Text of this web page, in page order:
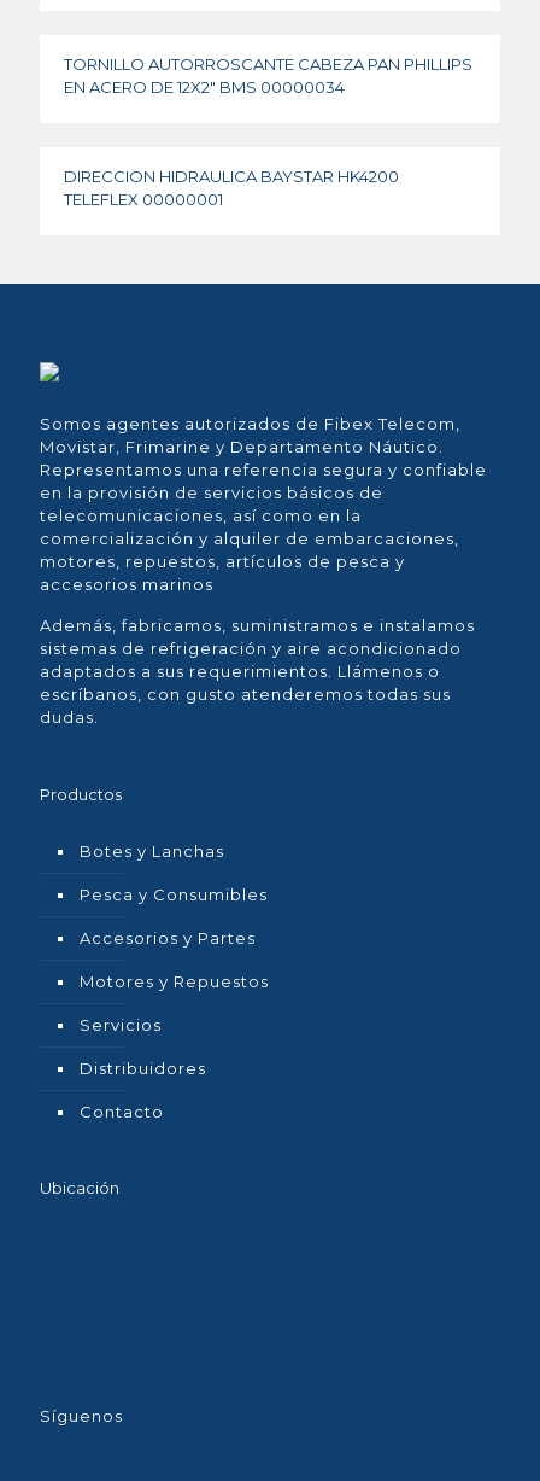
TORNILLO AUTORROSCANTE CABEZA PAN PHILLIPS
EN ACERO DE 12X2″ BMS 00000034
DIRECCION HIDRAULICA BAYSTAR HK4200
TELEFLEX 00000001
Somos agentes autorizados de Fibex Telecom,
Movistar, Frimarine y Departamento Náutico.
Representamos una referencia segura y confiable
en la provisión de servicios básicos de
telecomunicaciones, así como en la
comercialización y alquiler de embarcaciones,
motores, repuestos, artículos de pesca y
accesorios marinos
Además, fabricamos, suministramos e instalamos
sistemas de refrigeración y aire acondicionado
adaptados a sus requerimientos. Llámenos o
escríbanos, con gusto atenderemos todas sus
dudas.
Productos
Botes y Lanchas
Pesca y Consumibles
Accesorios y Partes
Motores y Repuestos
Servicios
Distribuidores
Contacto
Ubicación
Síguenos